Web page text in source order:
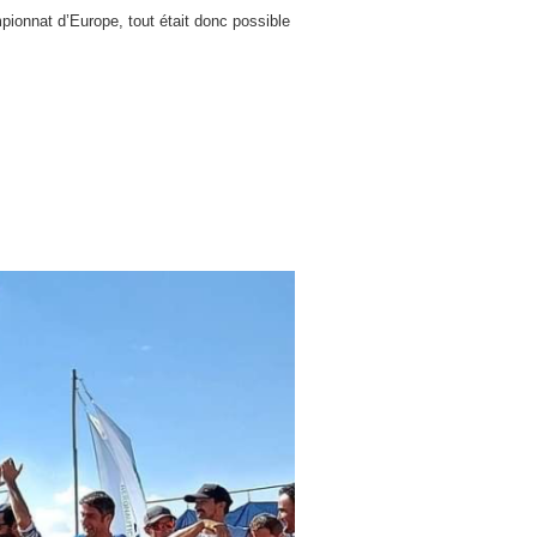
d’Europe, tout était donc possible